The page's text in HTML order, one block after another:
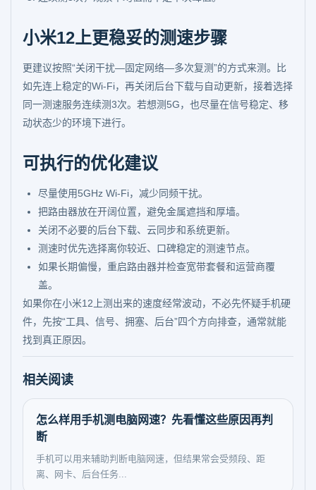
小米12上更稳妥的测速步骤
更建议按照“关闭干扰—固定网络—多次复测”的方式来测。比
如先连上稳定的Wi-Fi，再关闭后台下载与自动更新，接着选择
同一测速服务连续测3次。若想测5G，也尽量在信号稳定、移
动状态少的环境下进行。
可执行的优化建议
尽量使用5GHz Wi-Fi，减少同频干扰。
把路由器放在开阔位置，避免金属遮挡和厚墙。
关闭不必要的后台下载、云同步和系统更新。
测速时优先选择离你较近、口碑稳定的测速节点。
如果长期偏慢，重启路由器并检查宽带套餐和运营商覆
盖。
如果你在小米12上测出来的速度经常波动，不必先怀疑手机硬
件，先按“工具、信号、拥塞、后台”四个方向排查，通常就能
找到真正原因。
相关阅读
怎么样用手机测电脑网速？先看懂这些原因再判
断
手机可以用来辅助判断电脑网速，但结果常会受频段、距
离、网卡、后台任务...